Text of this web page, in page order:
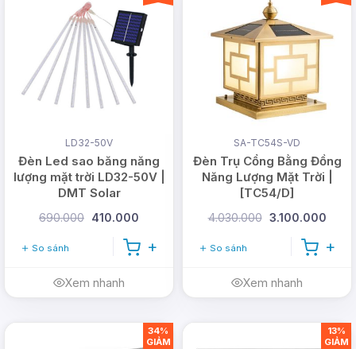
LD32-50V
Đèn Led sao băng năng
lượng mặt trời LD32-50V |
DMT Solar
690.000 410.000
So sánh
Xem nhanh
SA-TC54S-VD
Đèn Trụ Cổng Bằng Đồng
Năng Lượng Mặt Trời |
[TC54/D]
4.030.000 3.100.000
So sánh
Xem nhanh
34%
GIẢM
13%
GIẢM